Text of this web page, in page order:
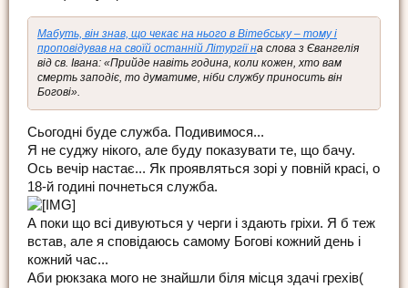
Мабуть, він знав, що чекає на нього в Вітебську – тому і
проповідував на своїй останній Літургії на слова з Євангелія
від св. Івана: «Прийде навіть година, коли кожен, хто вам
смерть заподіє, то думатиме, ніби службу приносить він
Богові».
Сьогодні буде служба. Подивимося...
Я не суджу нікого, але буду показувати те, що бачу.
Ось вечір настає... Як проявляться зорі у повній красі, о
18-й годині почнеться служба.
А поки що всі дивуються у черги і здають гріхи. Я б теж
встав, але я сповідаюсь самому Богові кожний день і
кожний час...
Аби рюкзака мого не знайшли біля місця здачі грехів(